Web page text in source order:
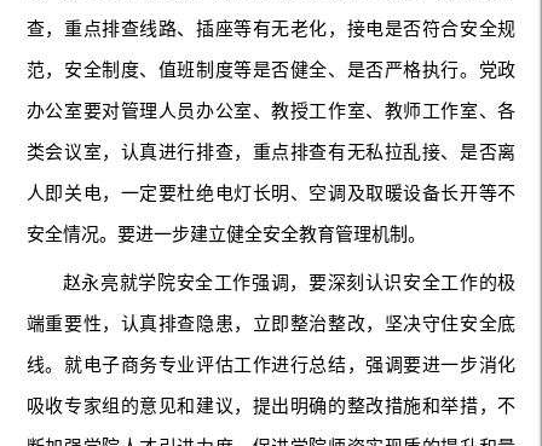
查，重点排查线路、插座等有无老化，接电是否符合安全规
范，安全制度、值班制度等是否健全、是否严格执行。党政
办公室要对管理人员办公室、教授工作室、教师工作室、各
类会议室，认真进行排查，重点排查有无私拉乱接、是否离
人即关电，一定要杜绝电灯长明、空调及取暖设备长开等不
安全情况。要进一步建立健全安全教育管理机制。
赵永亮就学院安全工作强调，要深刻认识安全工作的极
端重要性，认真排查隐患，立即整治整改，坚决守住安全底
线。就电子商务专业评估工作进行总结，强调要进一步消化
吸收专家组的意见和建议，提出明确的整改措施和举措，不